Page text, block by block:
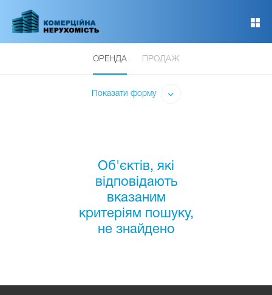
основного
ОРЕНДА ПРОДАЖ
Показати форму
Об'єктів, які
відповідають
вказаним
критеріям пошуку,
не знайдено